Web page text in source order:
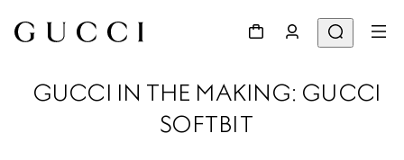
GUCCI IN THE MAKING: GUCCI
SOFTBIT